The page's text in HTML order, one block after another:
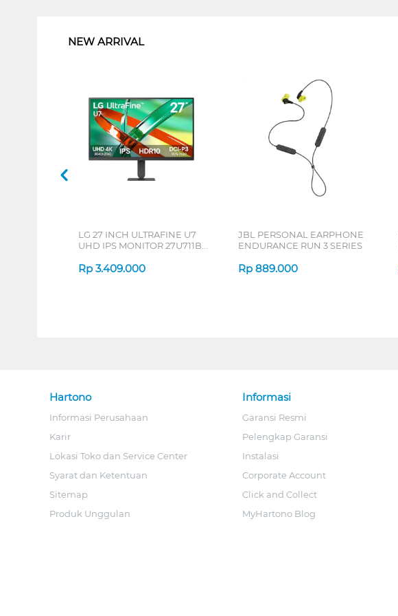
NEW ARRIVAL
LG 27 INCH ULTRAFINE U7
UHD IPS MONITOR 27U711B-
Rp 3.409.000
JBL PERSONAL EARPHONE
ENDURANCE RUN 3 SERIES
Rp 889.000
Hartono
Informasi Perusahaan
Karir
Lokasi Toko dan Service Center
Syarat dan Ketentuan
Sitemap
Produk Unggulan
Informasi
Garansi Resmi
Pelengkap Garansi
Instalasi
Corporate Account
Click and Collect
MyHartono Blog